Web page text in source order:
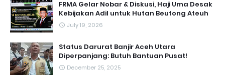
FRMA Gelar Nobar & Diskusi, Haji Uma Desak
Kebijakan Adil untuk Hutan Beutong Ateuh
July 19, 2026
Status Darurat Banjir Aceh Utara
Diperpanjang: Butuh Bantuan Pusat!
December 25, 2025